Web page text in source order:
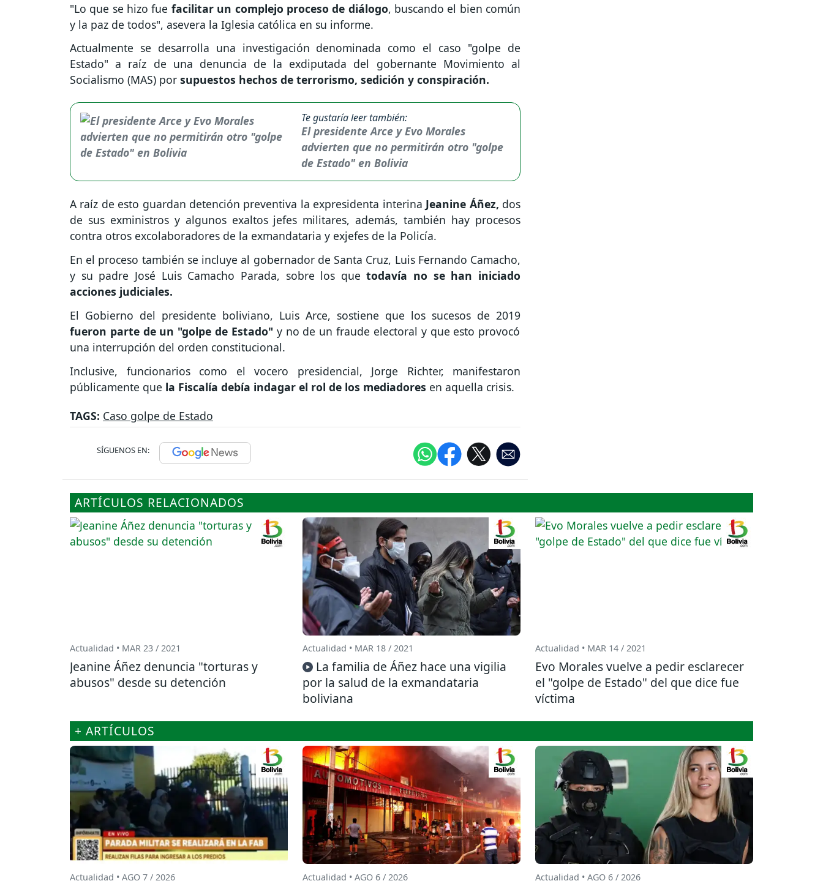
"Lo que se hizo fue facilitar un complejo proceso de diálogo, buscando el bien común
y la paz de todos", asevera la Iglesia católica en su informe.
Actualmente se desarrolla una investigación denominada como el caso "golpe de
Estado" a raíz de una denuncia de la exdiputada del gobernante Movimiento al
Socialismo (MAS) por supuestos hechos de terrorismo, sedición y conspiración.
Te gustaría leer también:
El presidente Arce y Evo Morales
advierten que no permitirán otro "golpe
de Estado" en Bolivia
A raíz de esto guardan detención preventiva la expresidenta interina Jeanine Áñez, dos
de sus exministros y algunos exaltos jefes militares, además, también hay procesos
contra otros excolaboradores de la exmandataria y exjefes de la Policía.
En el proceso también se incluye al gobernador de Santa Cruz, Luis Fernando Camacho,
y su padre José Luis Camacho Parada, sobre los que todavía no se han iniciado
acciones judiciales.
El Gobierno del presidente boliviano, Luis Arce, sostiene que los sucesos de 2019
fueron parte de un "golpe de Estado"y no de un fraude electoral y que esto provocó
una interrupción del orden constitucional.
Inclusive, funcionarios como el vocero presidencial, Jorge Richter, manifestaron
públicamente que la Fiscalía debía indagar el rol de los mediadores en aquella crisis.
TAGS: Caso golpe de Estado
SÍGUENOS EN:
ARTÍCULOS RELACIONADOS
Actualidad • MAR 23 / 2021
Jeanine Áñez denuncia "torturas y
abusos" desde su detención
Actualidad • MAR 18 / 2021
La familia de Áñez hace una vigilia
por la salud de la exmandataria
boliviana
Actualidad • MAR 14 / 2021
Evo Morales vuelve a pedir esclarecer
el "golpe de Estado" del que dice fue
víctima
+ ARTÍCULOS
Actualidad • AGO 7 / 2026 Actualidad • AGO 6 / 2026 Actualidad • AGO 6 / 2026